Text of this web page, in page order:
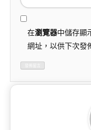
在瀏覽器中儲存顯
網址，以供下次發